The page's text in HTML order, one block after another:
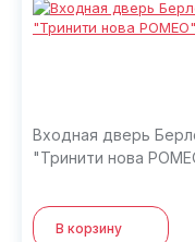
Входная дверь
"Тринити нова
В корзину